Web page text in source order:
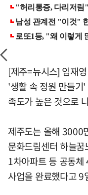
[제주=뉴시스] 임재
'생활 속 정원 만들기
족도가 높은 것으로
제주도는 올해 3000
문화드림센터 하늘
1차아파트 등 공동체
사업을 완료했다고 9